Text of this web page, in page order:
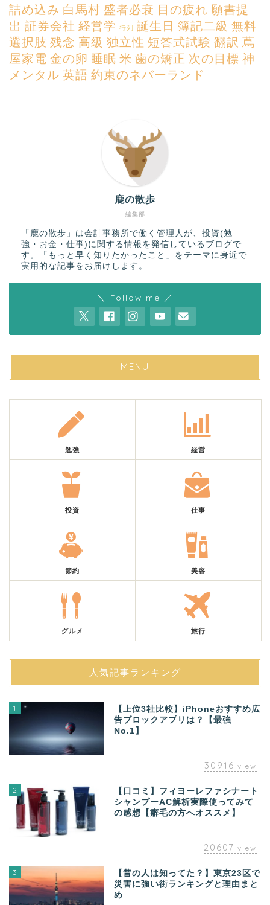
詰め込み 白馬村 盛者必衰 目の疲れ 願書提
出 証券会社 経営学 行列 誕生日 簿記二級 無料
選択肢 残念 高級 独立性 短答式試験 翻訳 蔦
屋家電 金の卵 睡眠 米 歯の矯正 次の目標 神
メンタル 英語 約束のネバーランド
編集部
鹿の散歩
「鹿の散歩」は会計事務所で働く管理人が、投資(勉
強・お金・仕事)に関する情報を発信しているブログで
す。「もっと早く知りたかったこと」をテーマに身近で
実用的な記事をお届けします。
＼ Follow me ／
MENU
勉強 経営
投資 仕事
節約 美容
グルメ 旅行
人気記事ランキング
1
【上位3社比較】iPhoneおすすめ広
告ブロックアプリは？【最強
No.1】
30916 view
2
【口コミ】フィヨーレファシナート
シャンプーAC解析実際使ってみて
の感想【癖毛の方へオススメ】
20607 view
3
【昔の人は知ってた？】東京23区で
災害に強い街ランキングと理由まと
め